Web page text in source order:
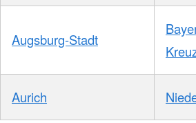
Augsburg-Stadt
Aurich